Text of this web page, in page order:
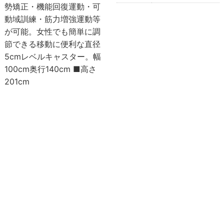
勢矯正・機能回復運動・可
動域訓練・筋力増強運動等
が可能。女性でも簡単に調
節できる移動に便利な直径
5cmレベルキャスター。幅
100cm奥行140cm ■高さ
201cm